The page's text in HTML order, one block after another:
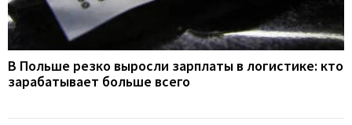
В Польше резко выросли зарплаты в логистике: кто
зарабатывает больше всего